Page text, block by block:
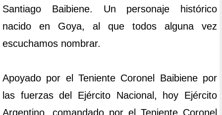
Santiago Baibiene. Un personaje histórico
nacido en Goya, al que todos alguna vez
escuchamos nombrar.
Apoyado por el Teniente Coronel Baibiene por
las fuerzas del Ejército Nacional, hoy Ejército
Argentino, comandado por el Teniente Coronel